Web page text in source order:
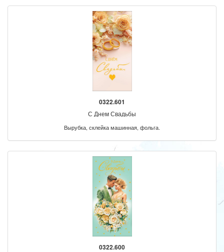
0322.601
С Днем Свадьбы
Вырубка, склейка машинная, фольга.
0322.600